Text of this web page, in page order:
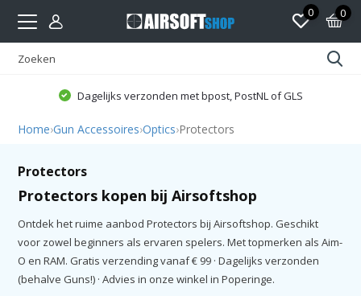
0 0
Dagelijks verzonden met bpost, PostNL of GLS
Home›Gun Accessoires›Optics›Protectors
Protectors
Protectors kopen bij Airsoftshop
Ontdek het ruime aanbod Protectors bij Airsoftshop. Geschikt
voor zowel beginners als ervaren spelers. Met topmerken als Aim-
O en RAM. Gratis verzending vanaf € 99 · Dagelijks verzonden
(behalve Guns!) · Advies in onze winkel in Poperinge.